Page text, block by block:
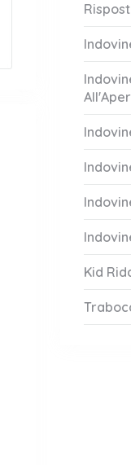
Bianco
October 20, 2023
Kid